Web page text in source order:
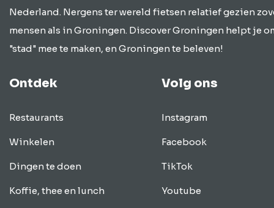
Nederland. Nergens ter wereld fietsen relatief gezien
mensen als in Groningen. Discover Groningen helpt je
"stad" mee te maken, en Groningen te beleven!
Ontdek
Restaurants
Winkelen
Dingen te doen
Koffie, thee en lunch
Volg ons
Instagram
Facebook
TikTok
Youtube